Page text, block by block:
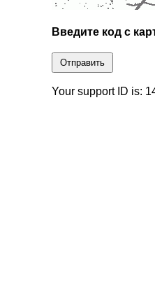
Введите код с
Отправить
Your support ID is: